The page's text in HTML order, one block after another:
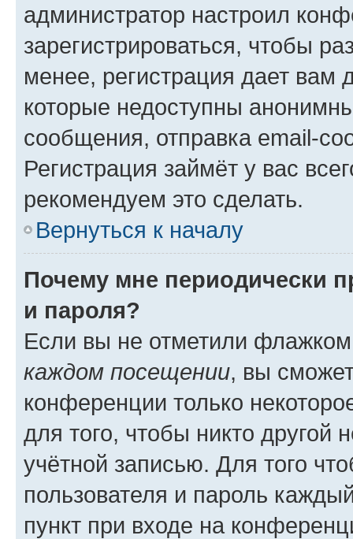
администратор настроил
зарегистрироваться, чтобы
менее, регистрация дает вам
которые недоступны
сообщения, отправка email-
Регистрация займёт у вас
рекомендуем это сделать.
Вернуться к началу
Почему мне периодически
и пароля?
Если вы не отметили
каждом посещении, вы
конференции только
для того, чтобы никто другой
учётной записью. Для того
пользователя и пароль
пункт при входе на